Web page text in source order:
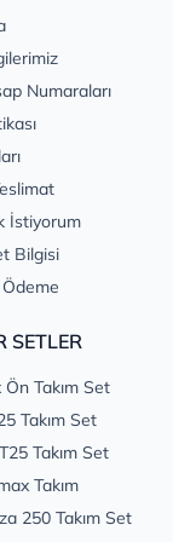
Numaraları
İstiyorum
Bilgisi
SETLER
Takım Set
Takım Set
Takım Set
Takım
250 Takım Set